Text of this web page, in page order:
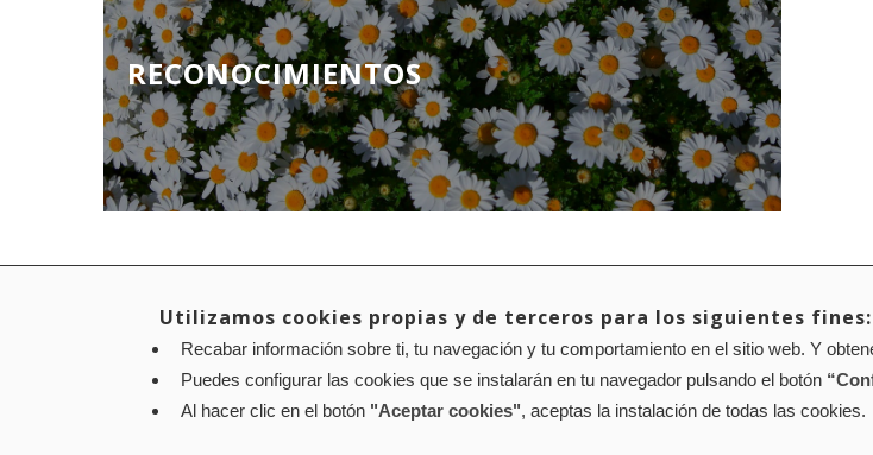
RECONOCIMIENTOS
Aviso legal Política de privacidad Política de cookies Mapa web Configuración de cookies
: Paseo de Sarasate nº 38, 2º Dcha - 31001 Pamplona (Navarra) Tel.: 848 42 08 72
Utilizamos cookies propias y de terceros para los siguientes fines:
Recabar información sobre ti, tu navegación y tu comportamiento en el sitio web. Y
Puedes configurar las cookies que se instalarán en tu navegador pulsando el botón
Al hacer clic en el botón "Aceptar cookies", aceptas la instalación de todas las cookies.